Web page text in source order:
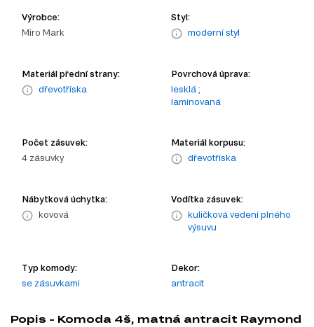
Výrobce:
Miro Mark
Styl:
moderní styl
Materiál přední strany:
dřevotříska
Povrchová úprava:
lesklá ;
laminovaná
Počet zásuvek:
4 zásuvky
Materiál korpusu:
dřevotříska
Nábytková úchytka:
kovová
Vodítka zásuvek:
kuličková vedení plného
výsuvu
Typ komody:
se zásuvkami
Dekor:
antracit
Popis - Komoda 4š, matná antracit Raymond